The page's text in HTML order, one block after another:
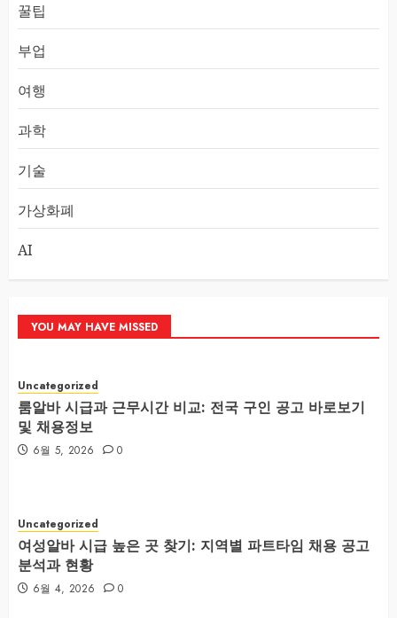
꿀팁
부업
여행
과학
기술
가상화폐
AI
YOU MAY HAVE MISSED
Uncategorized
룸알바 시급과 근무시간 비교: 전국 구인 공고 바로보기
및 채용정보
6월 5, 2026 0
Uncategorized
여성알바 시급 높은 곳 찾기: 지역별 파트타임 채용 공고
분석과 현황
6월 4, 2026 0